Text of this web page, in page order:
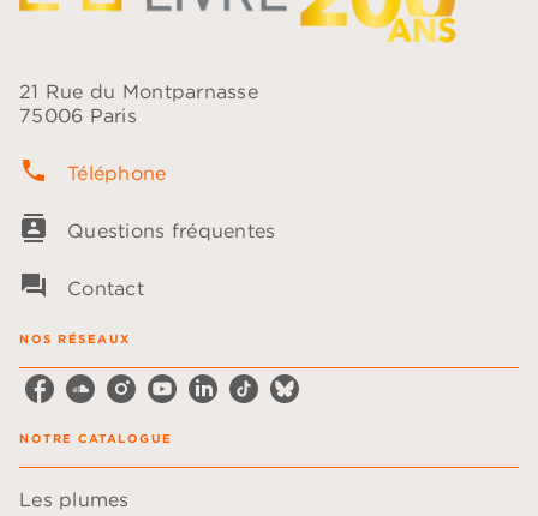
21 Rue du Montparnasse
75006 Paris
phone Téléphone
contacts Questions fréquentes
question_answer Contact
NOS RÉSEAUX
NOTRE CATALOGUE
Les plumes